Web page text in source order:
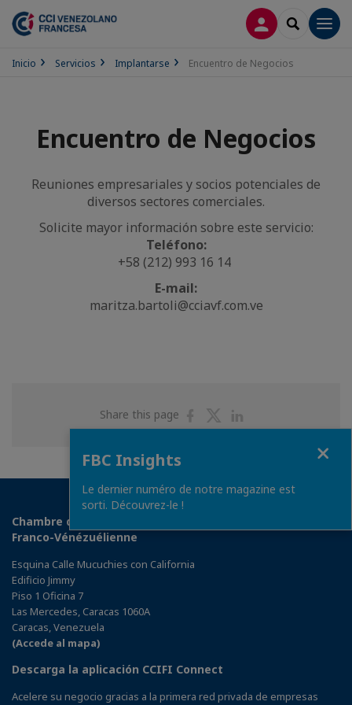
CONECTARSE
SEARCH
Inicio Servicios Implantarse Encuentro de Negocios
Encuentro de Negocios
Reuniones empresariales y socios potenciales de
diversos sectores comerciales.
Solicite mayor información sobre este servicio:
Teléfono:
+58 (212) 993 16 14
E-mail:
maritza.bartoli@cciavf.com.ve
Share this page
Share
on
Share
on
on
Chambre de Commerce, d'Industrie et d'Agriculture
Franco-Vénézuélienne
Esquina Calle Mucuchies con California
Edificio Jimmy
Piso 1 Oficina 7
Las Mercedes, Caracas 1060A
Caracas, Venezuela
(Accede al mapa)
Descarga la aplicación CCIFI Connect
Acelere su negocio gracias a la primera red privada de empresas
FBC Insights
Le dernier numéro de notre magazine est
sorti. Découvrez-le !